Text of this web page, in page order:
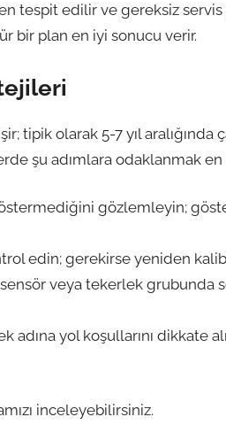
tespit edilir ve gereksiz servis
bir plan en iyi sonucu verir.
olarak 5-7 yıl aralığında
şu adımlara odaklanmak
gözlemleyin;
edin; gerekirse yeniden
veya tekerlek grubunda
yol koşullarını dikkate
inceleyebilirsiniz.